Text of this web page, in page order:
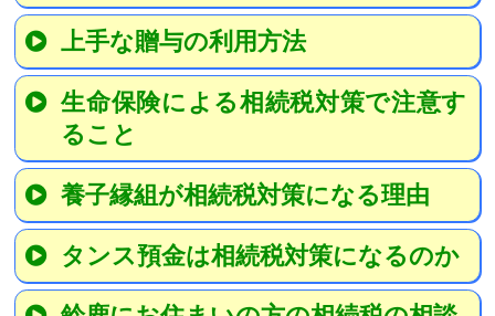
上手な贈与の利用方法
生命保険による相続税対策で注意す
ること
養子縁組が相続税対策になる理由
タンス預金は相続税対策になるのか